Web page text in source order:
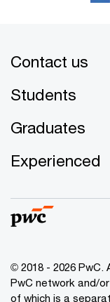
Contact us
Students
Graduates
Experienced
© 2018 - 2026
PwC network and/
of which is a